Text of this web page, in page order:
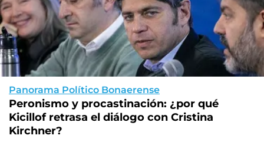
Panorama Político Bonaerense
Peronismo y procastinación: ¿por qué
Kicillof retrasa el diálogo con Cristina
Kirchner?